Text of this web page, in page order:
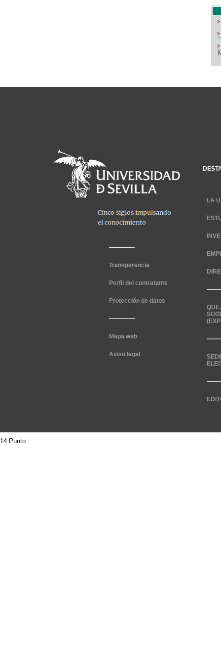
Transparencia
Perfil del contratante
Protección de datos
Mapa web
Aviso legal
LA
14 Punto